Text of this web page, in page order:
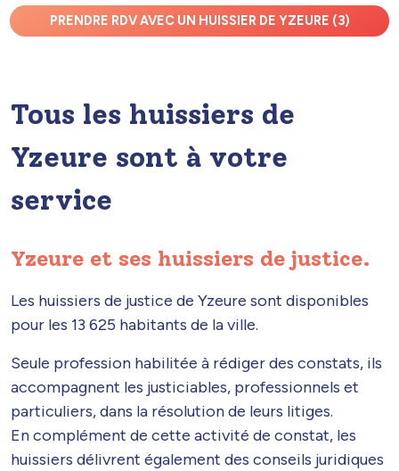
PRENDRE RDV AVEC UN HUISSIER DE YZEURE (3)
Tous les huissiers de
Yzeure sont à votre
service
Yzeure et ses huissiers de justice.
Les huissiers de justice de Yzeure sont disponibles
pour les 13 625 habitants de la ville.
Seule profession habilitée à rédiger des constats, ils
accompagnent les justiciables, professionnels et
particuliers, dans la résolution de leurs litiges.
En complément de cette activité de constat, les
huissiers délivrent également des conseils juridiques